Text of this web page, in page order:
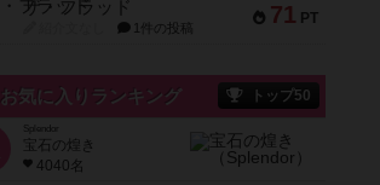
71 PT
ザ・フラッド
1件の投稿
お気に入りランキング トップ50
宝石の煌き
4040名